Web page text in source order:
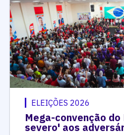
ELEIÇÕES 2026
Mega-convenção
severo' aos